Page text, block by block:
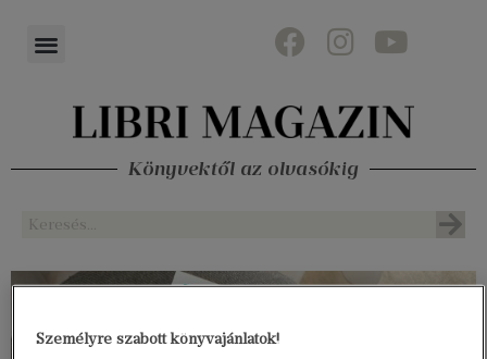
Könyvektől az olvasókig
Személyre szabott könyvajánlatok!